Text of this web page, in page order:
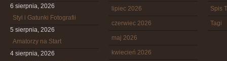
6 sierpnia, 2026
Styl i Gatunki Fotografii
5 sierpnia, 2026
Amatorzy na Start
4 sierpnia, 2026
lipiec 2026
czerwiec 2026
maj 2026
kwiecień 2026
Spis
Tagi